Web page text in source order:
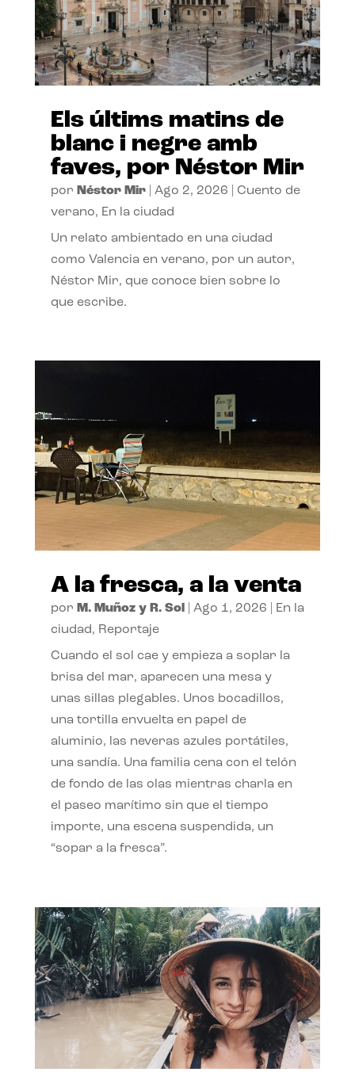
Els últims matins de
blanc i negre amb
faves, por Néstor Mir
por Néstor Mir| Ago 2, 2026
Cuento de
verano, En la ciudad
Un relato ambientado en una ciudad
como Valencia en verano, por un autor,
Néstor Mir, que conoce bien sobre lo
que escribe.
A la fresca, a la venta
por M. Muñoz y R. Sol| Ago 1, 2026
En la
ciudad, Reportaje
Cuando el sol cae y empieza a soplar la
brisa del mar, aparecen una mesa y
unas sillas plegables. Unos bocadillos,
una tortilla envuelta en papel de
aluminio, las neveras azules portátiles,
una sandía. Una familia cena con el telón
de fondo de las olas mientras charla en
el paseo marítimo sin que el tiempo
importe, una escena suspendida, un
“sopar a la fresca”.